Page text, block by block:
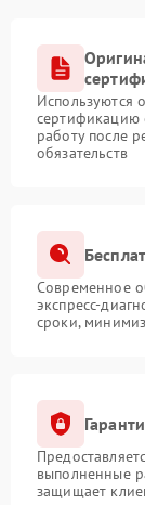
Используются
сертификацию
работу после
обязательств
Современное
экспресс-
сроки,
выполненные
защищает